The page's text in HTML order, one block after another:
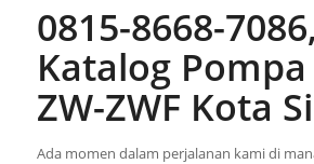
0815-8668-7086,
Katalog Pompa
ZW-ZWF Kota
Ada momen dalam perjalanan kami di